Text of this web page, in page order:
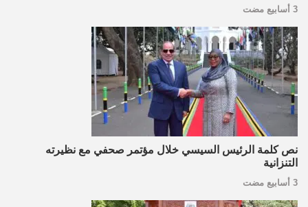
3 أسابيع مضت
نص كلمة الرئيس السيسي خلال مؤتمر صحفي مع نظيرته
التنزانية
3 أسابيع مضت